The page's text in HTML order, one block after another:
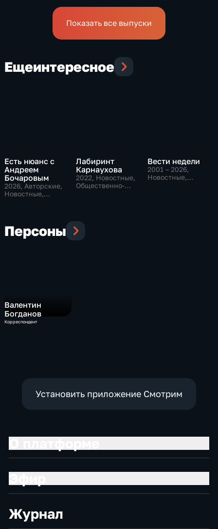
Показать все выпуски
Ещеинтересное
Есть нюанс с
Андреем
Бочаровым
2026, Авторские,
Новостные,
Лабиринт
Карнаухова
2022, Новостные,
Общественно-
Вести недели
2001 – 2026,
Новостные,
Персоны
Валентин
Богданов
Корреспондент
Установить приложение Смотрим
Журнал